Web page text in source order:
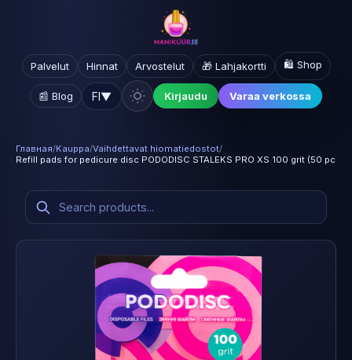
Palvelut Hinnat Arvostelut 🎁 Lahjakortti 🛍️ Shop
📰 Blog FI▼ Kirjaudu Varaa verkossa
Главная/Kauppa/Vaihdettavat hiomatiedostot/
Refill pads for pedicure disc PODODISC STALEKS PRO XS 100 grit (50 pc)